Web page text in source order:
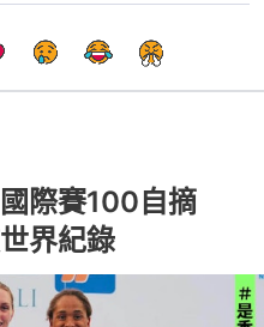
際賽100自摘
界紀錄